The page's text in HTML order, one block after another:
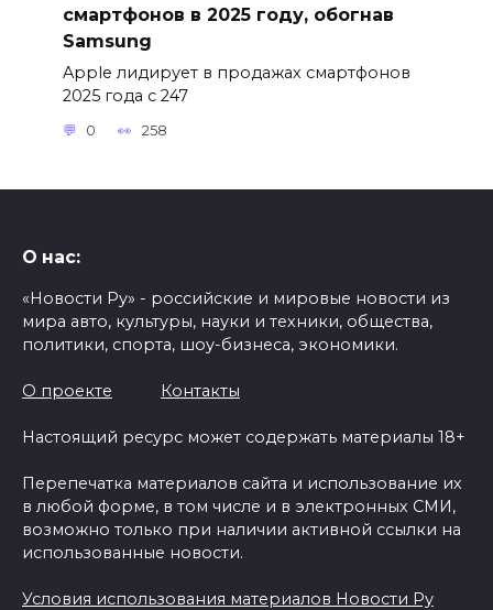
смартфонов в 2025 году, обогнав
Samsung
Apple лидирует в продажах смартфонов
2025 года с 247
0 258
О нас:
«Новости Ру» - российские и мировые новости из
мира авто, культуры, науки и техники, общества,
политики, спорта, шоу-бизнеса, экономики.
О проекте Контакты
Настоящий ресурс может содержать материалы 18+
Перепечатка материалов сайта и использование их
в любой форме, в том числе и в электронных СМИ,
возможно только при наличии активной ссылки на
использованные новости.
Условия использования материалов Новости Ру